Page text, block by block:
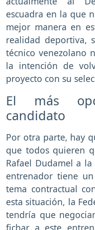
escuadra en la que
mejor manera en
realidad deportiva,
técnico venezolano
la intención de
proyecto con su
El más
candidato
Por otra parte, hay
que todos quieren
Rafael Dudamel a la
entrenador tiene
tema contractual
esta situación, la
tendría que
fichar a este